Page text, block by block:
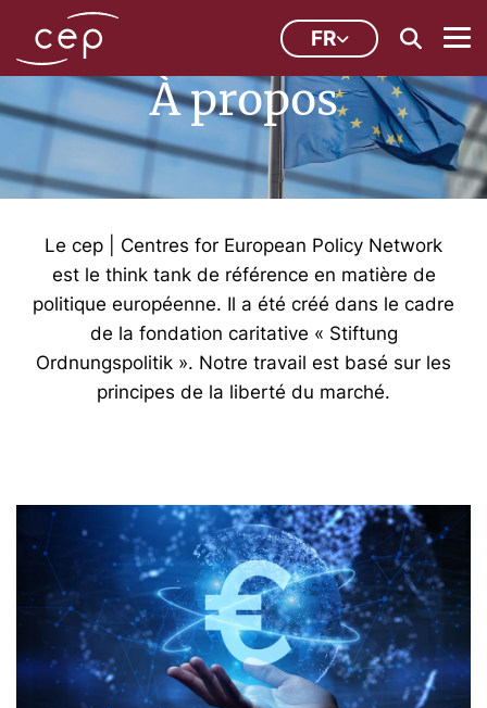
FR
À propos
Le cep | Centres for European Policy Network
est le think tank de référence en matière de
politique européenne. Il a été créé dans le cadre
de la fondation caritative « Stiftung
Ordnungspolitik ». Notre travail est basé sur les
principes de la liberté du marché.